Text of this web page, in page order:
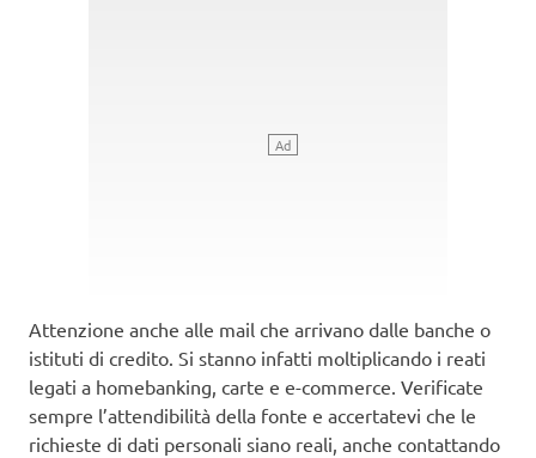
Attenzione anche alle mail che arrivano dalle banche o
istituti di credito. Si stanno infatti moltiplicando i reati
legati a homebanking, carte e e-commerce. Verificate
sempre l’attendibilità della fonte e accertatevi che le
richieste di dati personali siano reali, anche contattando